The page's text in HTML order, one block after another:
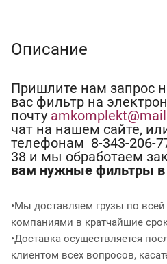
Описание
Пришлите нам запрос
вас фильтр на
почту
чат на нашем сайте,
телефонам 8-343-206-
38 и мы обработаем
вам нужные фильтры в
•Мы доставляем грузы по
компаниями в кратчайшие
•Доставка осуществляется
клиентом всех вопросов,